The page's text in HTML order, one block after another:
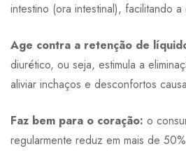
intestino (ora intestinal), facilitando
Age contra a retenção de
diurético, ou seja, estimula a
aliviar inchaços e desconfortos
Faz bem para o coração: o
regularmente reduz em mais de